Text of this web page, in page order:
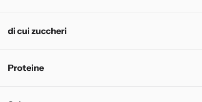
di cui zuccheri
Proteine